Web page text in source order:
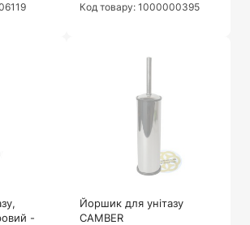
Код товару: 1000000395
-
Йоршик для унітазу
CAMBER